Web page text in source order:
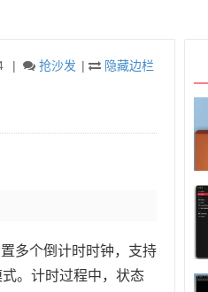
| 隐藏边栏
| 抢沙发
多个倒计时时钟，支持
。计时过程中，状态